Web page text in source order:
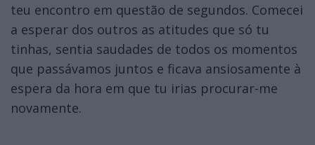
teu encontro em questão de segundos. Comecei
a esperar dos outros as atitudes que só tu
tinhas, sentia saudades de todos os momentos
que passávamos juntos e ficava ansiosamente à
espera da hora em que tu irias procurar-me
novamente.